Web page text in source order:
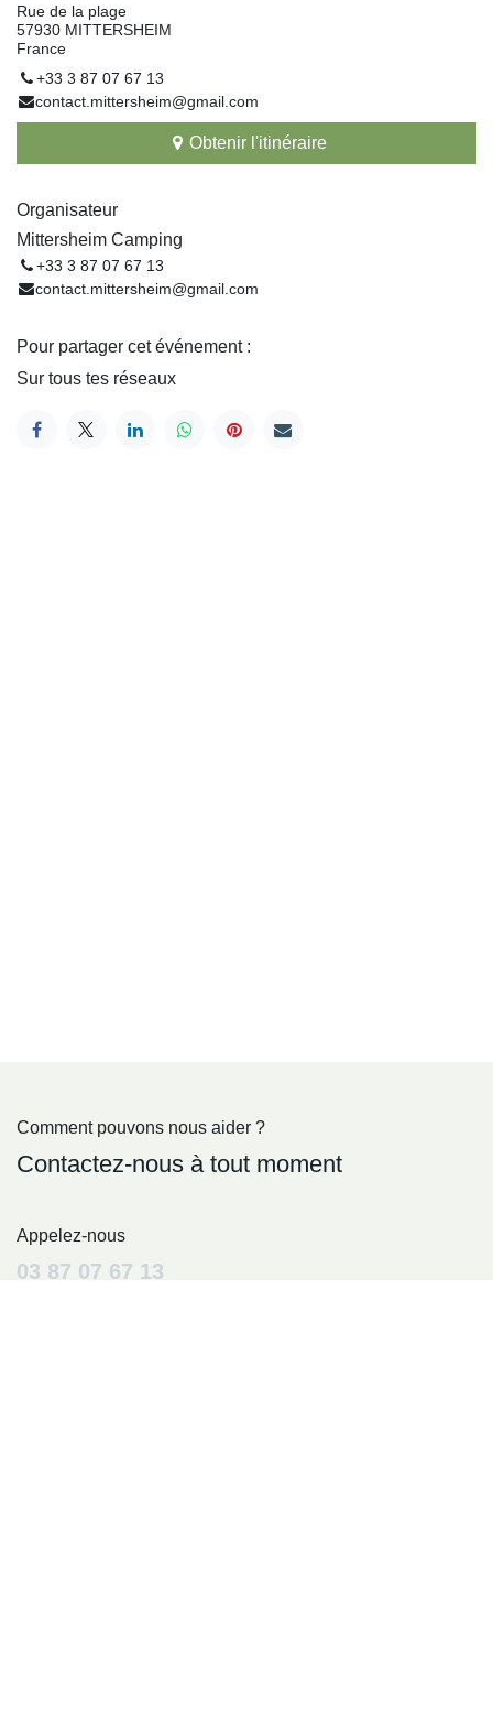
Rue de la plage
57930 MITTERSHEIM
France
+33 3 87 07 67 13
contact.mittersheim@gmail.com
Obtenir l'itinéraire
Organisateur
Mittersheim Camping
+33 3 87 07 67 13
contact.mittersheim@gmail.com
Pour partager cet événement :
Sur tous tes réseaux
Comment pouvons nous aider ?
Contactez-nous à tout moment
Appelez-nous
03 87 07 67 13